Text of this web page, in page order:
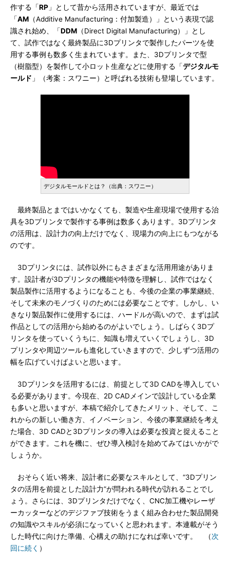
作する「RP 」として昔から活用されていますが、最近では
「AM （Additive Manufacturing：付加製造）」という表現で認
識され始め、「DDM （Direct Digital Manufacturing）」とし
て、試作ではなく最終製品に3Dプリンタで製作したパーツを使
用する事例も数多く生まれています。また、3Dプリンタで型
（樹脂型）を製作して小ロット生産などに使用する「デジタルモ
ールド 」（考案：スワニー）と呼ばれる技術も登場しています。
デジタルモールドとは？（出典：スワニー）
最終製品とまではいかなくても、製造や生産現場で使用する治
具を3Dプリンタで製作する事例は数多くあります。3Dプリンタ
の活用は、設計力の向上だけでなく、現場力の向上にもつながる
のです。
3Dプリンタには、試作以外にもさまざまな活用用途がありま
す。設計者が3Dプリンタの機能や特徴を理解し、試作ではなく
製品製作に活用するようになることも、今後の企業の事業継続、
そして未来のモノづくりのためには必要なことです。しかし、い
きなり製品製作に使用するには、ハードルが高いので、まずは試
作品としての活用から始めるのがよいでしょう。しばらく3Dプ
リンタを使っていくうちに、知識も増えていくでしょうし、3D
プリンタや周辺ツールも進化していきますので、少しずつ活用の
幅を広げていけばよいと思います。
3Dプリンタを活用するには、前提として3D CADを導入してい
る必要があります。今現在、2D CADメインで設計している企業
も多いと思いますが、本稿で紹介してきたメリット、そして、こ
れからの新しい働き方、イノベーション、今後の事業継続を考え
た場合、3D CADと3Dプリンタの導入は必要な投資と捉えること
ができます。これを機に、ぜひ導入検討を始めてみてはいかがで
しょうか。
おそらく近い将来、設計者に必要なスキルとして、“3Dプリン
タの活用を前提とした設計力”が問われる時代が訪れることでし
ょう。さらには、3Dプリンタだけでなく、CNC加工機やレーザ
ーカッターなどのデジファブ技術をうまく組み合わせた製品開発
の知識やスキルが必須になっていくと思われます。本連載がそう
した時代に向けた準備、心構えの助けになれば幸いです。 （次
回に続く ）